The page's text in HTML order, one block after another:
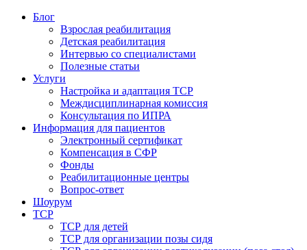
Блог
Взрослая реабилитация
Детская реабилитация
Интервью со специалистами
Полезные статьи
Услуги
Настройка и адаптация ТСР
Междисциплинарная комиссия
Консультация по ИПРА
Информация для пациентов
Электронный сертификат
Компенсация в СФР
Фонды
Реабилитационные центры
Вопрос-ответ
Шоурум
ТСР
ТСР для детей
ТСР для организации позы сидя